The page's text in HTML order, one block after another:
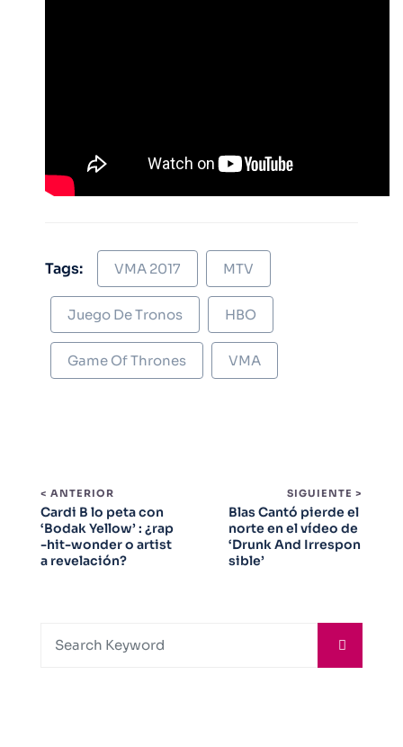
Tags: VMA 2017 MTV
Juego De Tronos HBO
Game Of Thrones VMA
< ANTERIOR
Cardi B lo peta con
‘Bodak Yellow’ : ¿rap
-hit-wonder o artist
a revelación?
SIGUIENTE >
Blas Cantó pierde el
norte en el vídeo de
‘Drunk And Irrespon
sible’